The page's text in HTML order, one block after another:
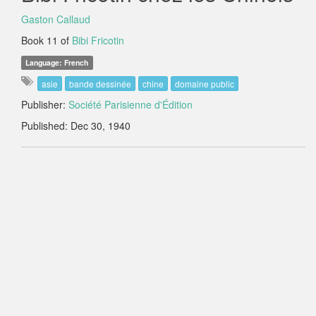
Gaston Callaud
Book 11 of Bibi Fricotin
Language: French
asie bande dessinée chine domaine public
Publisher: Société Parisienne d'Édition
Published: Dec 30, 1940